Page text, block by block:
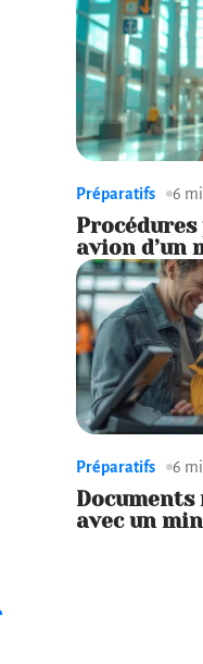
Préparatifs 6
Procédures
avion d’un
Préparatifs 6
avec un